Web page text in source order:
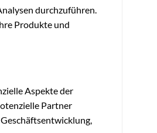
durchzuführen.
Produkte und
Aspekte der
Partner